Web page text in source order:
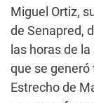
Miguel Ortiz,
de Senapred,
las horas de
que se generó
Estrecho de